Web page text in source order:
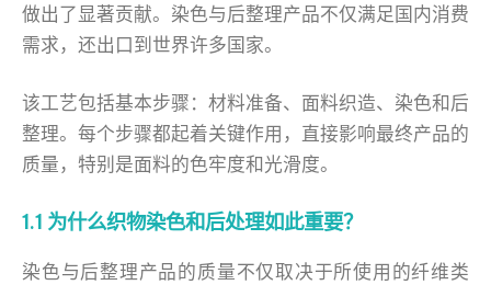
做出了显著贡献。染色与后整理产品不仅满足国内消费
需求，还出口到世界许多国家。
该工艺包括基本步骤：材料准备、面料织造、染色和后
整理。每个步骤都起着关键作用，直接影响最终产品的
质量，特别是面料的色牢度和光滑度。
1.1 为什么织物染色和后处理如此重要？
染色与后整理产品的质量不仅取决于所使用的纤维类